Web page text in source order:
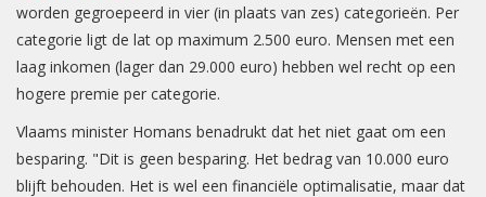
worden gegroepeerd in vier (in plaats van zes) categorieën. Per
categorie ligt de lat op maximum 2.500 euro. Mensen met een
laag inkomen (lager dan 29.000 euro) hebben wel recht op een
hogere premie per categorie.
Vlaams minister Homans benadrukt dat het niet gaat om een
besparing. "Dit is geen besparing. Het bedrag van 10.000 euro
blijft behouden. Het is wel een financiële optimalisatie, maar dat